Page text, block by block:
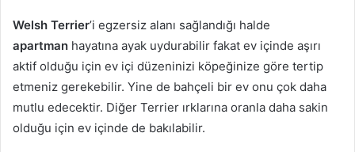
Welsh Terrier’i egzersiz alanı sağlandığı halde
apartman hayatına ayak uydurabilir fakat ev içinde aşırı
aktif olduğu için ev içi düzeninizi köpeğinize göre tertip
etmeniz gerekebilir. Yine de bahçeli bir ev onu çok daha
mutlu edecektir. Diğer Terrier ırklarına oranla daha sakin
olduğu için ev içinde de bakılabilir.